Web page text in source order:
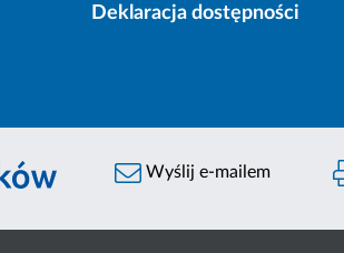
Deklaracja dostępności
Wyślij e-mailem